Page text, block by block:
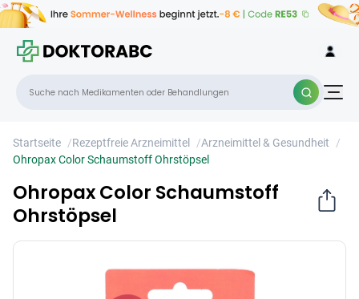
Startseite /Rezeptfreie Arzneimittel /Arzneimittel & Gesundheit
/
Ohropax Color Schaumstoff Ohrstöpsel
Ohropax Color Schaumstoff
Ohrstöpsel
×